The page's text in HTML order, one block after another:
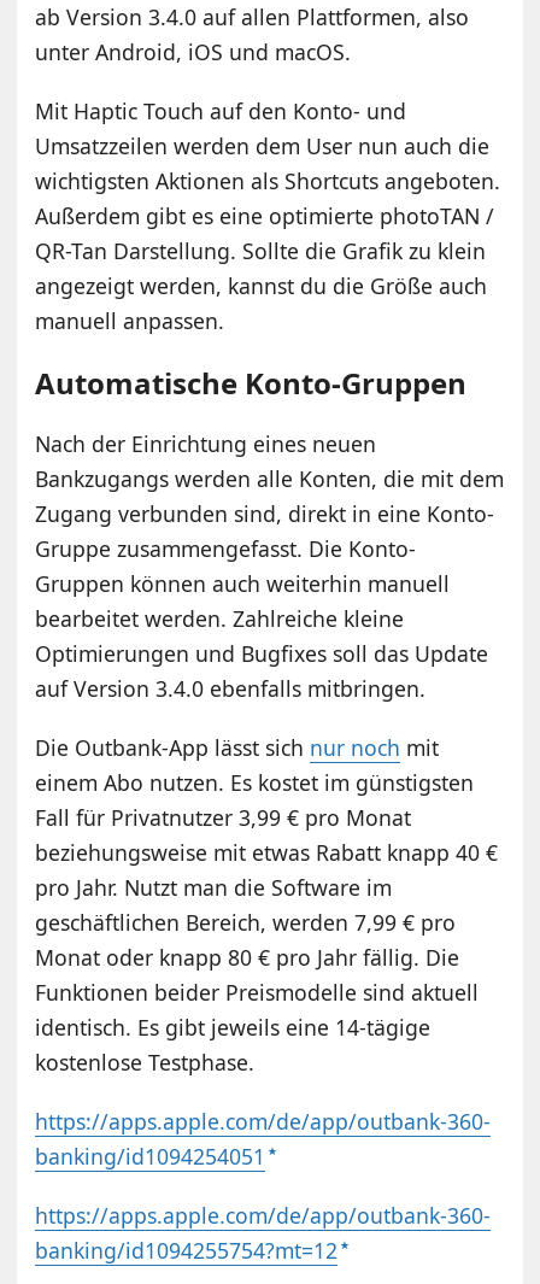
ab Version 3.4.0 auf allen Plattformen, also
unter Android, iOS und macOS.
Mit Haptic Touch auf den Konto- und
Umsatzzeilen werden dem User nun auch die
wichtigsten Aktionen als Shortcuts angeboten.
Außerdem gibt es eine optimierte photoTAN /
QR-Tan Darstellung. Sollte die Grafik zu klein
angezeigt werden, kannst du die Größe auch
manuell anpassen.
Automatische Konto-Gruppen
Nach der Einrichtung eines neuen
Bankzugangs werden alle Konten, die mit dem
Zugang verbunden sind, direkt in eine Konto-
Gruppe zusammengefasst. Die Konto-
Gruppen können auch weiterhin manuell
bearbeitet werden. Zahlreiche kleine
Optimierungen und Bugfixes soll das Update
auf Version 3.4.0 ebenfalls mitbringen.
Die Outbank-App lässt sich nur noch mit
einem Abo nutzen. Es kostet im günstigsten
Fall für Privatnutzer 3,99 € pro Monat
beziehungsweise mit etwas Rabatt knapp 40 €
pro Jahr. Nutzt man die Software im
geschäftlichen Bereich, werden 7,99 € pro
Monat oder knapp 80 € pro Jahr fällig. Die
Funktionen beider Preismodelle sind aktuell
identisch. Es gibt jeweils eine 14-tägige
kostenlose Testphase.
https://apps.apple.com/de/app/outbank-360-
banking/id1094254051
https://apps.apple.com/de/app/outbank-360-
banking/id1094255754?mt=12